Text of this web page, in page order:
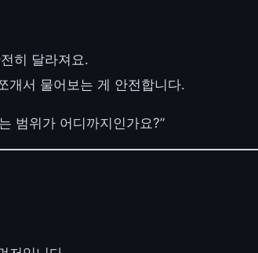
히 달라져요.
개서 물어보는 게 안전합니다.
범위가 어디까지인가요?”